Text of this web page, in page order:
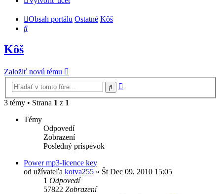
Obsah portálu Ostatné Kôš
Hľadať
Kôš
Založiť novú tému
Hľadať
3 témy • Strana 1 z 1
Témy
Odpovedí
Zobrazení
Posledný príspevok
Power mp3-licence key
od užívateľa kotva255 » Št Dec 09, 2010 15:05
1 Odpovedí
57822 Zobrazení